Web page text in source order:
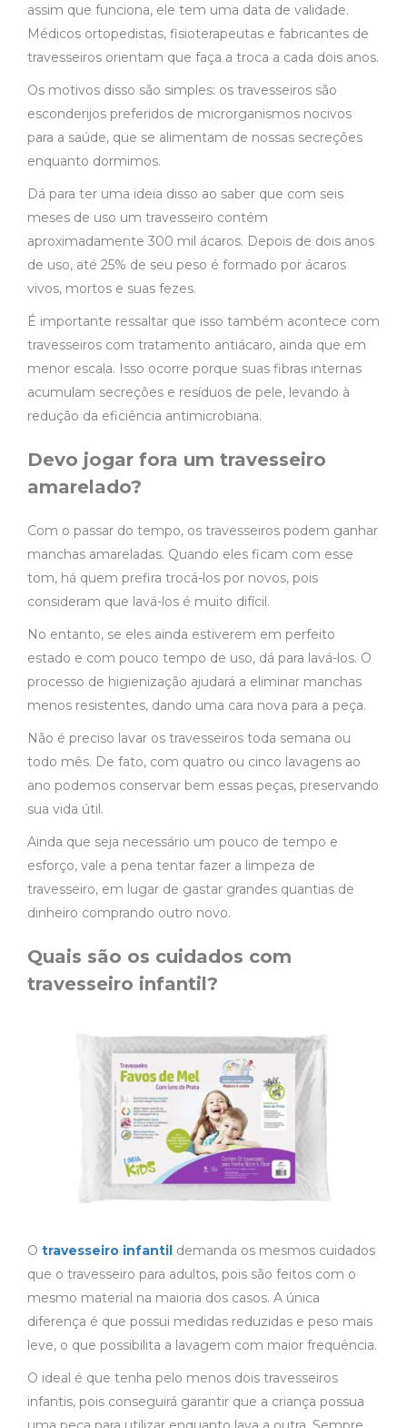
assim que funciona, ele tem uma data de validade.
Médicos ortopedistas, fisioterapeutas e fabricantes de
travesseiros orientam que faça a troca a cada dois anos.
Os motivos disso são simples: os travesseiros são
esconderijos preferidos de microrganismos nocivos
para a saúde, que se alimentam de nossas secreções
enquanto dormimos.
Dá para ter uma ideia disso ao saber que com seis
meses de uso um travesseiro contém
aproximadamente 300 mil ácaros. Depois de dois anos
de uso, até 25% de seu peso é formado por ácaros
vivos, mortos e suas fezes.
É importante ressaltar que isso também acontece com
travesseiros com tratamento antiácaro, ainda que em
menor escala. Isso ocorre porque suas fibras internas
acumulam secreções e resíduos de pele, levando à
redução da eficiência antimicrobiana.
Devo jogar fora um travesseiro
amarelado?
Com o passar do tempo, os travesseiros podem ganhar
manchas amareladas. Quando eles ficam com esse
tom, há quem prefira trocá-los por novos, pois
consideram que lavá-los é muito difícil.
No entanto, se eles ainda estiverem em perfeito
estado e com pouco tempo de uso, dá para lavá-los. O
processo de higienização ajudará a eliminar manchas
menos resistentes, dando uma cara nova para a peça.
Não é preciso lavar os travesseiros toda semana ou
todo mês. De fato, com quatro ou cinco lavagens ao
ano podemos conservar bem essas peças, preservando
sua vida útil.
Ainda que seja necessário um pouco de tempo e
esforço, vale a pena tentar fazer a limpeza de
travesseiro, em lugar de gastar grandes quantias de
dinheiro comprando outro novo.
Quais são os cuidados com
travesseiro infantil?
O travesseiro infantil demanda os mesmos cuidados
que o travesseiro para adultos, pois são feitos com o
mesmo material na maioria dos casos. A única
diferença é que possui medidas reduzidas e peso mais
leve, o que possibilita a lavagem com maior frequência.
O ideal é que tenha pelo menos dois travesseiros
infantis, pois conseguirá garantir que a criança possua